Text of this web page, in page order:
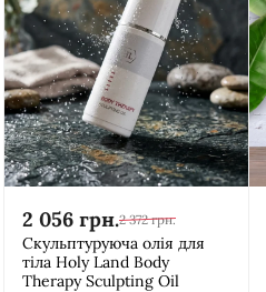
2 056 грн.2 372 грн.
Скульптуруюча олія для
тіла Holy Land Body
Therapy Sculpting Oil